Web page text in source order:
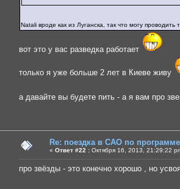
Natali вроде как из Луганска, так что могу
вот это у вас разведка работает
только я уже больше 2 лет в Киеве живу
а давайте вы будете пить - а я вам про
Re: поездка в САО по
« Ответ #22 : Октября 16, 2013, 21:29:22
про звёзды - это конечно хорошо , но